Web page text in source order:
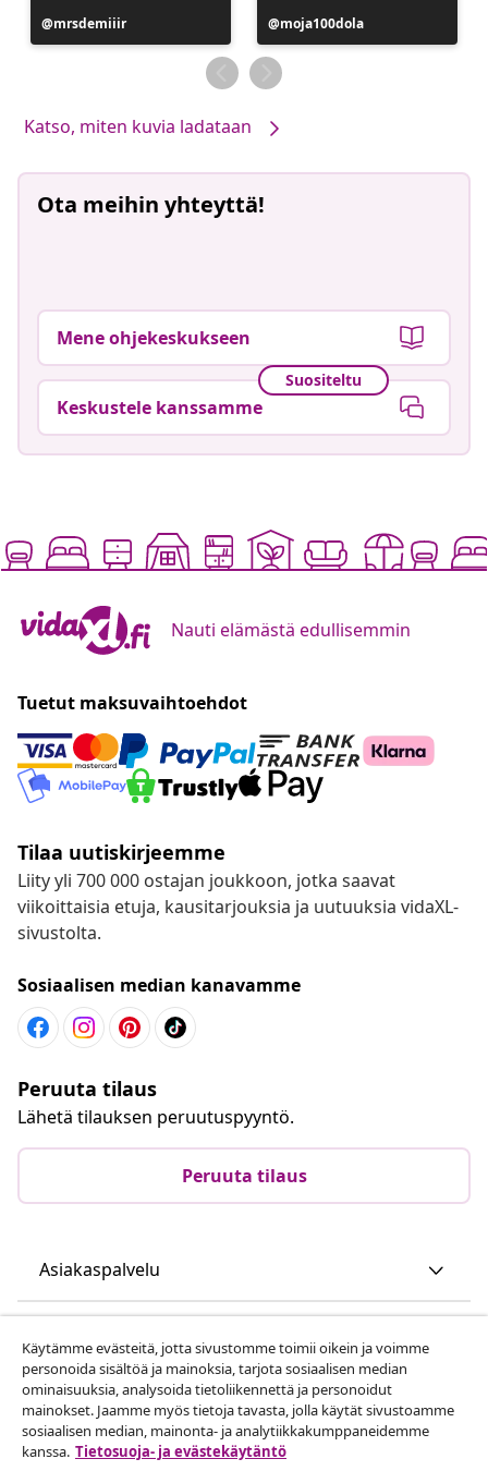
Julkaissut
mrsdemiiir Julkaissut
moja100dola
Katso, miten kuvia ladataan
Ota meihin yhteyttä!
Mene ohjekeskukseen
Suositeltu
Keskustele kanssamme
Nauti elämästä edullisemmin
Tuetut maksuvaihtoehdot
Tilaa uutiskirjeemme
Liity yli 700 000 ostajan joukkoon, jotka saavat
viikoittaisia etuja, kausitarjouksia ja uutuuksia vidaXL-
sivustolta.
Sosiaalisen median kanavamme
Peruuta tilaus
Lähetä tilauksen peruutuspyyntö.
Peruuta tilaus
Asiakaspalvelu
vidaXL
Löydä lisää
Käytämme evästeitä, jotta sivustomme toimii oikein ja voimme
personoida sisältöä ja mainoksia, tarjota sosiaalisen median
ominaisuuksia, analysoida tietoliikennettä ja personoidut
mainokset. Jaamme myös tietoja tavasta, jolla käytät sivustoamme
sosiaalisen median, mainonta- ja analytiikkakumppaneidemme
kanssa. Tietosuoja- ja evästekäytäntö